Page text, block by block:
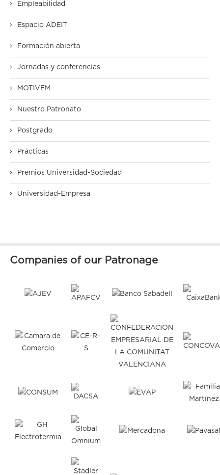
Empleabilidad
Espacio ADEIT
Formación abierta
Jornadas y conferencias
MOTIVEM
Nuestro Patronato
Postgrado
Prácticas
Premios Universidad-Sociedad
Universidad-Empresa
Companies of our Patronage